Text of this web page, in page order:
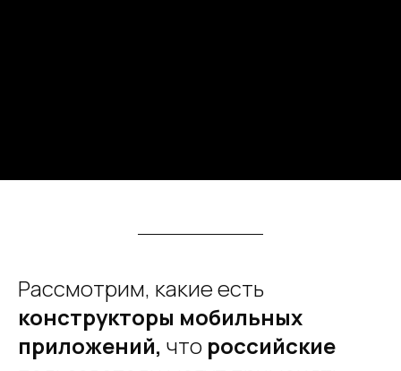
Рассмотрим, какие есть
конструкторы мобильных
приложений, что российские